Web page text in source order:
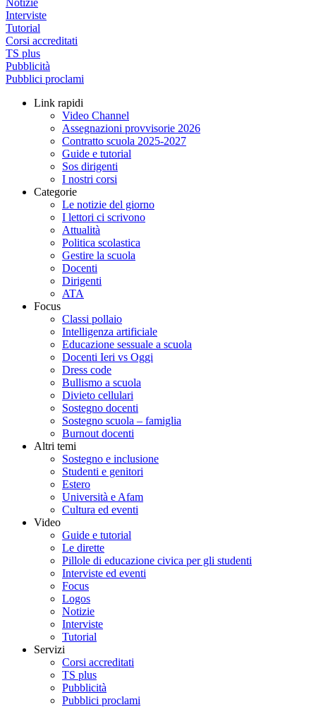
Notizie
Interviste
Tutorial
Corsi accreditati
TS plus
Pubblicità
Pubblici proclami
Link rapidi
Video Channel
Assegnazioni provvisorie 2026
Contratto scuola 2025-2027
Guide e tutorial
Sos dirigenti
I nostri corsi
Categorie
Le notizie del giorno
I lettori ci scrivono
Attualità
Politica scolastica
Gestire la scuola
Docenti
Dirigenti
ATA
Focus
Classi pollaio
Intelligenza artificiale
Educazione sessuale a scuola
Docenti Ieri vs Oggi
Dress code
Bullismo a scuola
Divieto cellulari
Sostegno docenti
Sostegno scuola – famiglia
Burnout docenti
Altri temi
Sostegno e inclusione
Studenti e genitori
Estero
Università e Afam
Cultura ed eventi
Video
Guide e tutorial
Le dirette
Pillole di educazione civica per gli studenti
Interviste ed eventi
Focus
Logos
Notizie
Interviste
Tutorial
Servizi
Corsi accreditati
TS plus
Pubblicità
Pubblici proclami